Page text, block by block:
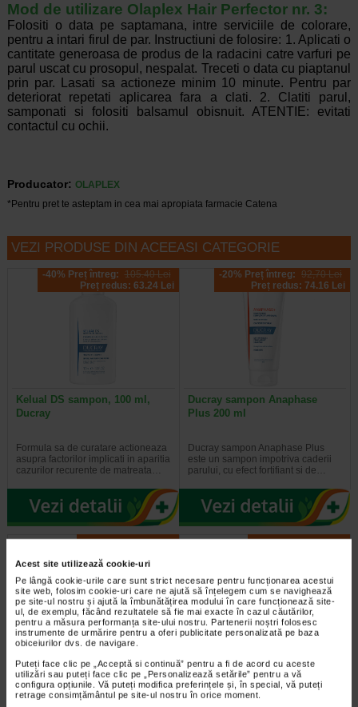
Acest site utilizează cookie-uri
Pe lângă cookie-urile care sunt strict necesare pentru funcționarea acestui
site web, folosim cookie-uri care ne ajută să înțelegem cum se navighează
pe site-ul nostru și ajută la îmbunătățirea modului în care funcționează site-
ul, de exemplu, făcând rezultatele să fie mai exacte în cazul căutărilor,
pentru a măsura performanța site-ului nostru. Partenerii noștri folosesc
instrumente de urmărire pentru a oferi publicitate personalizată pe baza
obiceiurilor dvs. de navigare.
Puteți face clic pe „Acceptă si continuă” pentru a fi de acord cu aceste
utilizări sau puteți face clic pe „Personalizează setările” pentru a vă
configura opțiunile. Vă puteți modifica preferințele și, în special, vă puteți
retrage consimțământul pe site-ul nostru în orice moment.
Mod de utilizare Olaplex Hair Perfector nr. 3:
Folositi o data pe saptamana, intre serviciile de colorare,
pentru a intari firul de par. Instructiuni de folosire: 1. Aplicati o
cantitate generoasa de produs de la radacini catre varfuri pe
parul uscat cu prosopul, nespalat. Treceti o data cu piaptanul
prin par. Lasati sa actioneze minim 10 minute. Pentru par
deteriorat repetati aplicarea fara a clati. 2. Clatiti parul,
samponati si folositi balsamul obisnuit. ATENTIE: evitati
contactul cu ochii.
Producator: OLAPLEX
*Pentru pret te asteptam in cea mai apropiata farmacie Catena
VEZI PRODUSE DIN ACEEASI CATEGORIE
-40% Preț întreg: 105.40 Lei
Preț redus: 63.24 Lei
Kelual DS sampon, 100 ml,
Ducray
Formula sa de curatare actioneaza
asupra factorilor implicati in aparitia
cazurilor recurente de matreata…
-20% Preț întreg: 92,70 Lei
Preț redus: 74.16 Lei
Ducray sampon Anaphase
Plus 200 ml
Ducray sampon Anaphase Plus
este un sampon impotriva caderii
parului, cu efect fortifiant si de…
Masca cu biotina pentru par,
50 g, DIFEEL
Masca regeneranta cu biotina
par cret, 50 g, DIFEEL